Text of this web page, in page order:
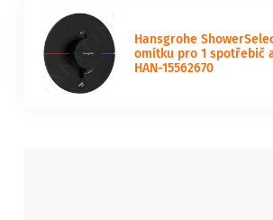
Hansgrohe
omítku pro 1 spotřebič
HAN-15562670